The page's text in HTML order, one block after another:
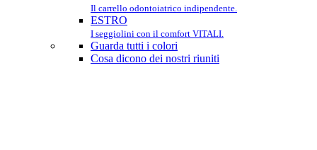
Il carrello odontoiatrico indipendente.
ESTRO
I seggiolini con il comfort VITALI.
Guarda tutti i colori
Cosa dicono dei nostri riuniti